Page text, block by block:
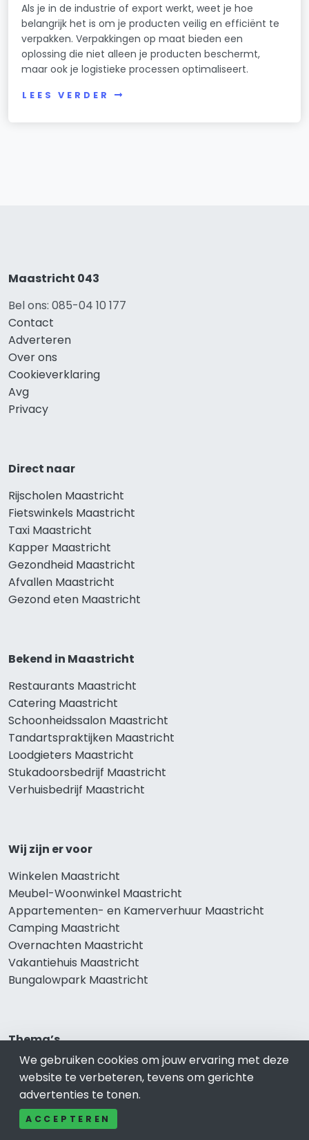
Als je in de industrie of export werkt, weet je hoe
belangrijk het is om je producten veilig en efficiënt te
verpakken. Verpakkingen op maat bieden een
oplossing die niet alleen je producten beschermt,
maar ook je logistieke processen optimaliseert.
LEES VERDER
Maastricht 043
Bel ons: 085-04 10 177
Contact
Adverteren
Over ons
Cookieverklaring
Avg
Privacy
Direct naar
Rijscholen Maastricht
Fietswinkels Maastricht
Taxi Maastricht
Kapper Maastricht
Gezondheid Maastricht
Afvallen Maastricht
Gezond eten Maastricht
Bekend in Maastricht
Restaurants Maastricht
Catering Maastricht
Schoonheidssalon Maastricht
Tandartspraktijken Maastricht
Loodgieters Maastricht
Stukadoorsbedrijf Maastricht
Verhuisbedrijf Maastricht
Wij zijn er voor
Winkelen Maastricht
Meubel-Woonwinkel Maastricht
Appartementen- en Kamerverhuur Maastricht
Camping Maastricht
Overnachten Maastricht
Vakantiehuis Maastricht
Bungalowpark Maastricht
Thema’s
Klussenbedrijf Maastricht
Notarissen Maastricht
Taxateurs Maastricht
Schoonmaakbedrijf Maastricht
We gebruiken cookies om jouw ervaring met deze
website te verbeteren, tevens om gerichte
advertenties te tonen.
ACCEPTEREN